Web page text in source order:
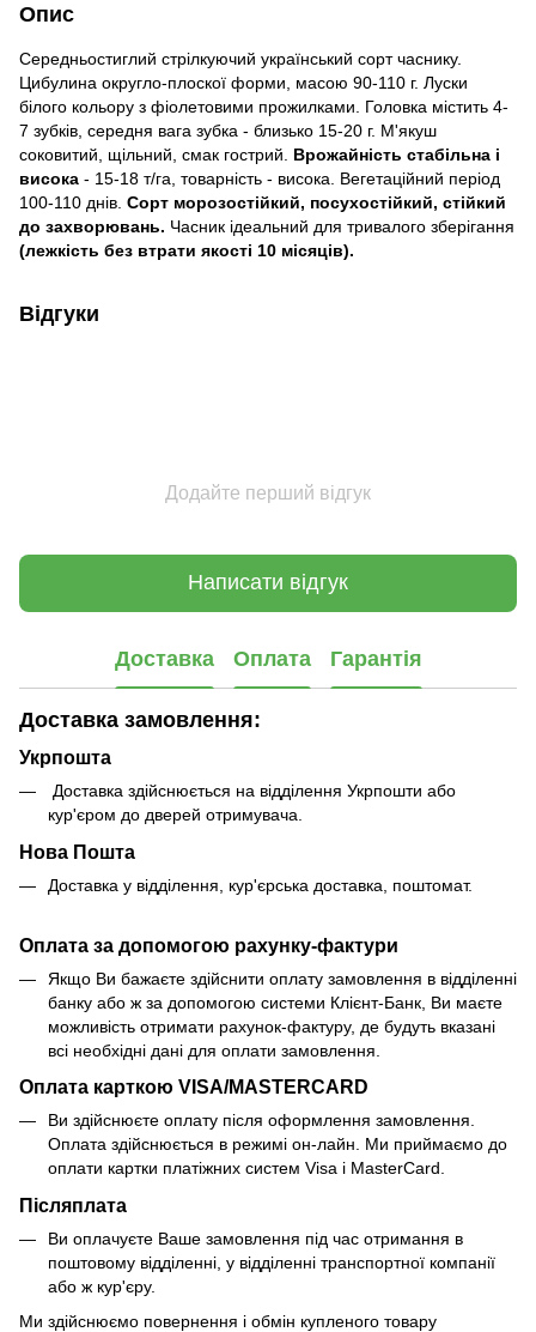
Опис
Середньостиглий стрілкуючий український сорт часнику.
Цибулина округло-плоскої форми, масою 90-110 г. Луски
білого кольору з фіолетовими прожилками. Головка містить 4-
7 зубків, середня вага зубка - близько 15-20 г. М'якуш
соковитий, щільний, смак гострий. Врожайність стабільна і
висока - 15-18 т/га, товарність - висока. Вегетаційний період
100-110 днів. Сорт морозостійкий, посухостійкий, стійкий
до захворювань. Часник ідеальний для тривалого зберігання
(лежкість без втрати якості 10 місяців).
Відгуки
Додайте перший відгук
Написати відгук
Доставка Оплата Гарантія
Доставка замовлення:
Укрпошта
Доставка здійснюється на відділення Укрпошти або
кур'єром до дверей отримувача.
Нова Пошта
Доставка у відділення, кур'єрська доставка, поштомат.
Оплата за допомогою рахунку-фактури
Якщо Ви бажаєте здійснити оплату замовлення в відділенні
банку або ж за допомогою системи Клієнт-Банк, Ви маєте
можливість отримати рахунок-фактуру, де будуть вказані
всі необхідні дані для оплати замовлення.
Оплата карткою VISA/MASTERCARD
Ви здійснюєте оплату після оформлення замовлення.
Оплата здійснюється в режимі он-лайн. Ми приймаємо до
оплати картки платіжних систем Visa і MasterCard.
Післяплата
Ви оплачуєте Ваше замовлення під час отримання в
поштовому відділенні, у відділенні транспортної компанії
або ж кур'єру.
Ми здійснюємо повернення і обмін купленого товару